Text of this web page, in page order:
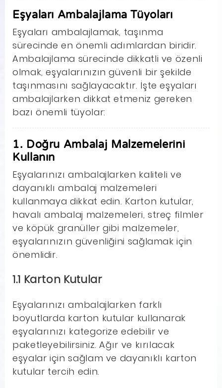
Eşyaları Ambalajlama Tüyoları
Eşyaları ambalajlamak, taşınma
sürecinde en önemli adımlardan biridir.
Ambalajlama sürecinde dikkatli ve özenli
olmak, eşyalarınızın güvenli bir şekilde
taşınmasını sağlayacaktır. İşte eşyaları
ambalajlarken dikkat etmeniz gereken
bazı önemli tüyolar:
1. Doğru Ambalaj Malzemelerini
Kullanın
Eşyalarınızı ambalajlarken kaliteli ve
dayanıklı ambalaj malzemeleri
kullanmaya dikkat edin. Karton kutular,
havalı ambalaj malzemeleri, streç filmler
ve köpük granüller gibi malzemeler,
eşyalarınızın güvenliğini sağlamak için
önemlidir.
1.1 Karton Kutular
Eşyalarınızı ambalajlarken farklı
boyutlarda karton kutular kullanarak
eşyalarınızı kategorize edebilir ve
paketleyebilirsiniz. Ağır ve kırılacak
eşyalar için sağlam ve dayanıklı karton
kutular tercih edin.